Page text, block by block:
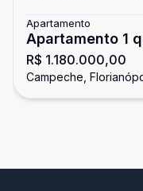
Apartamento
Apartamento 1
Condomínio
Florianópolis SC
R$ 1.180.000,00
Campeche,